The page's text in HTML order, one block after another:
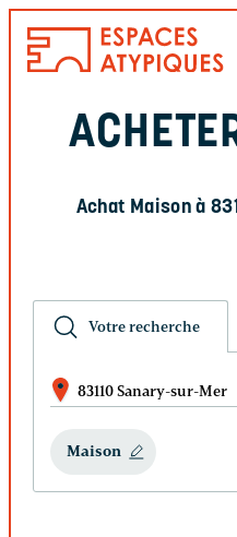
Achat Maison à
Votre recherche
83110 Sanary-sur-Mer
Maison